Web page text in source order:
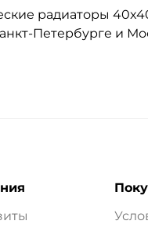
радиаторы
Петербурге и